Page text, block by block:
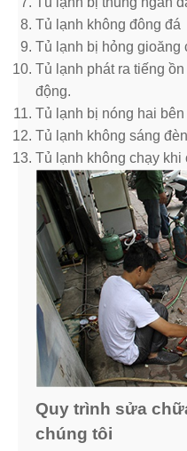
Tủ lạnh không đông đá
Tủ lạnh bị hỏng gioăng
Tủ lạnh phát ra tiếng
động.
Tủ lạnh bị nóng hai bên
Tủ lạnh không sáng đèn
Tủ lạnh không chạy khi
Quy trình sửa
chúng tôi